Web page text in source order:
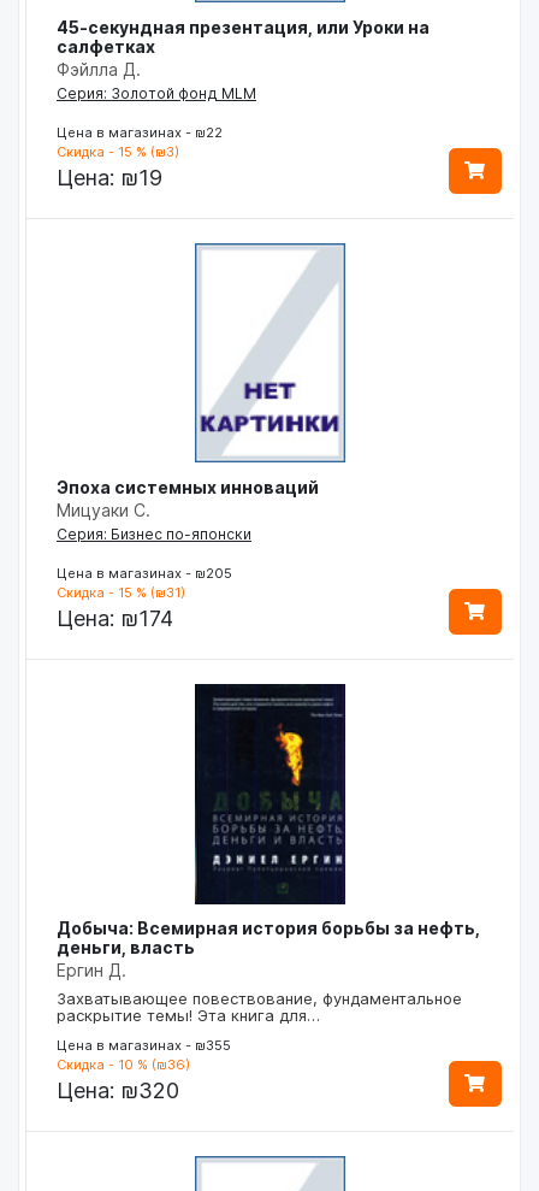
45-секундная презентация, или Уроки на
салфетках
Фэйлла Д.
Серия: Золотой фонд MLM
Цена в магазинах - ₪22
Скидка - 15 % (₪3)
Цена: ₪19
Эпоха системных инноваций
Мицуаки С.
Серия: Бизнес по-японски
Цена в магазинах - ₪205
Скидка - 15 % (₪31)
Цена: ₪174
Добыча: Всемирная история борьбы за нефть,
деньги, власть
Ергин Д.
Захватывающее повествование, фундаментальное
раскрытие темы! Эта книга для…
Цена в магазинах - ₪355
Скидка - 10 % (₪36)
Цена: ₪320